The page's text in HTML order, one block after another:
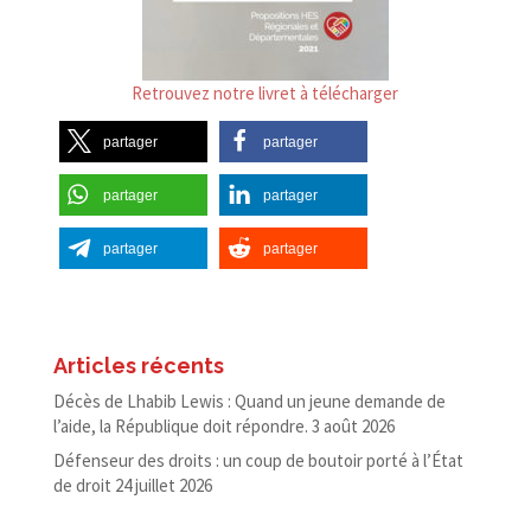
Retrouvez notre livret à télécharger
partager partager
partager partager
partager partager
Articles récents
Décès de Lhabib Lewis : Quand un jeune demande de
l’aide, la République doit répondre. 3 août 2026
Défenseur des droits : un coup de boutoir porté à l’État
de droit 24 juillet 2026